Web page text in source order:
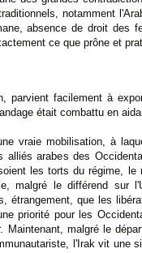
notamment
absence de droit
ce que prône et
parvient facilement à
était combattu en
vraie mobilisation, à
alliés arabes des
les torts du régime, le
malgré le différend sur
étrangement, que les
priorité pour les
Maintenant, malgré le
l'Irak vit une